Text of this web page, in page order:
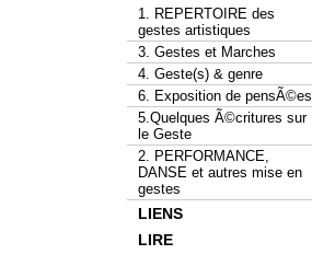
1. REPERTOIRE des
gestes artistiques
3. Gestes et Marches
4. Geste(s) & genre
6. Exposition de pensÃ©es
5.Quelques Ã©critures sur
le Geste
2. PERFORMANCE,
DANSE et autres mise en
gestes
LIENS
LIRE